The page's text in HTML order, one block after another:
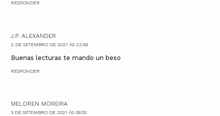
RESPONDER
J.P. ALEXANDER
2 DE SETEMBRO DE 2021 ÀS 22:59
Buenas lecturas te mando un beso
RESPONDER
MELOREN MOREIRA
3 DE SETEMBRO DE 2021 ÀS 09:32